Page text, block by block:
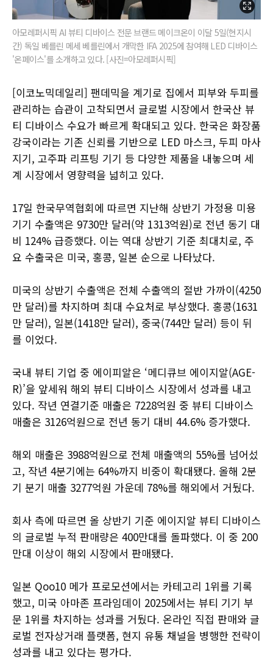
아모레퍼시픽 AI 뷰티 디바이스 전문 브랜드 메이크온이 이달 5일(현지시
간) 독일 베를린 메세 베를린에서 개막한 IFA 2025에 참여해 LED 디바이스
'온페이스'를 소개하고 있다. [사진=아모레퍼시픽]
[이코노믹데일리] 팬데믹을 계기로 집에서 피부와 두피를
관리하는 습관이 고착되면서 글로벌 시장에서 한국산 뷰
티 디바이스 수요가 빠르게 확대되고 있다. 한국은 화장품
강국이라는 기존 신뢰를 기반으로 LED 마스크, 두피 마사
지기, 고주파 리프팅 기기 등 다양한 제품을 내놓으며 세
계 시장에서 영향력을 넓히고 있다.
17일 한국무역협회에 따르면 지난해 상반기 가정용 미용
기기 수출액은 9730만 달러(약 1313억원)로 전년 동기 대
비 124% 급증했다. 이는 역대 상반기 기준 최대치로, 주
요 수출국은 미국, 홍콩, 일본 순으로 나타났다.
미국의 상반기 수출액은 전체 수출액의 절반 가까이(4250
만 달러)를 차지하며 최대 수요처로 부상했다. 홍콩(1631
만 달러), 일본(1418만 달러), 중국(744만 달러) 등이 뒤
를 이었다.
국내 뷰티 기업 중 에이피알은 ‘메디큐브 에이지알(AGE-
R)’을 앞세워 해외 뷰티 디바이스 시장에서 성과를 내고
있다. 작년 연결기준 매출은 7228억원 중 뷰티 디바이스
매출은 3126억원으로 전년 동기 대비 44.6% 증가했다.
해외 매출은 3988억원으로 전체 매출액의 55%를 넘어섰
고, 작년 4분기에는 64%까지 비중이 확대됐다. 올해 2분
기 분기 매출 3277억원 가운데 78%를 해외에서 거뒀다.
회사 측에 따르면 올 상반기 기준 에이지알 뷰티 디바이스
의 글로벌 누적 판매량은 400만대를 돌파했다. 이 중 200
만대 이상이 해외 시장에서 판매됐다.
일본 Qoo10 메가 프로모션에서는 카테고리 1위를 기록
했고, 미국 아마존 프라임데이 2025에서는 뷰티 기기 부
문 1위를 차지하는 성과를 거뒀다. 온라인 직접 판매와 글
로벌 전자상거래 플랫폼, 현지 유통 채널을 병행한 전략이
성과를 내고 있다는 평가다.